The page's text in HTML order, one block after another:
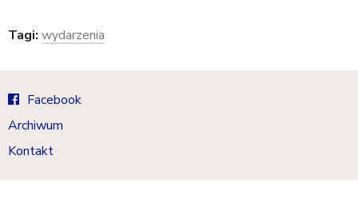
j
Tagi: wydarzenia
Facebook
Archiwum
Kontakt